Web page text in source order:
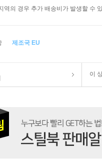
역의 경우 추가 배송비가 발생할 수
제조국 EU
이